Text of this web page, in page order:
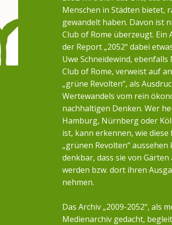
Menschen in Städten bietet,
gewandelt haben. Davon ist
Club of Rome überzeugt. Ein
der Report „2052“ dabei
Uwe Schneidewind, ebenfalls
Club of Rome, verweist auf
„grüne Revolten“, als
Wertewandels vom rein
nachhaltigen Denken. Wer
Hamburg, Nürnberg oder
ist, kann erkennen, wie diese
„grünen Revolten“ aussehen
denkbar, dass sie von
werden bzw. dort ihren
nehmen.
Das Archiv „2009-2052“, als
Medienarchiv gedacht,